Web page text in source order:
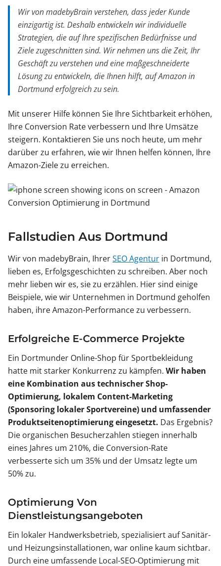
Wir von madebyBrain verstehen, dass jeder Kunde
einzigartig ist. Deshalb entwickeln wir individuelle
Strategien, die auf Ihre spezifischen Bedürfnisse und
Ziele zugeschnitten sind. Wir nehmen uns die Zeit, Ihr
Geschäft zu verstehen und eine maßgeschneiderte
Lösung zu entwickeln, die Ihnen hilft, auf Amazon in
Dortmund erfolgreich zu sein.
Mit unserer Hilfe können Sie Ihre Sichtbarkeit erhöhen,
Ihre Conversion Rate verbessern und Ihre Umsätze
steigern. Kontaktieren Sie uns noch heute, um mehr
darüber zu erfahren, wie wir Ihnen helfen können, Ihre
Amazon-Ziele zu erreichen.
Fallstudien Aus Dortmund
Wir von madebyBrain, IhrerSEO Agentur in Dortmund,
lieben es, Erfolgsgeschichten zu schreiben. Aber noch
mehr lieben wir es, sie zu erzählen. Hier sind einige
Beispiele, wie wir Unternehmen in Dortmund geholfen
haben, ihre Amazon-Performance zu verbessern.
Erfolgreiche E-Commerce Projekte
Ein Dortmunder Online-Shop für Sportbekleidung
hatte mit starker Konkurrenz zu kämpfen. Wir haben
eine Kombination aus technischer Shop-
Optimierung, lokalem Content-Marketing
(Sponsoring lokaler Sportvereine) und umfassender
Produktseitenoptimierung eingesetzt. Das Ergebnis?
Die organischen Besucherzahlen stiegen innerhalb
eines Jahres um 210%, die Conversion-Rate
verbesserte sich um 35% und der Umsatz legte um
50% zu.
Optimierung Von
Dienstleistungsangeboten
Ein lokaler Handwerksbetrieb, spezialisiert auf Sanitär-
und Heizungsinstallationen, war online kaum sichtbar.
Durch eine umfassende Local-SEO-Optimierung mit